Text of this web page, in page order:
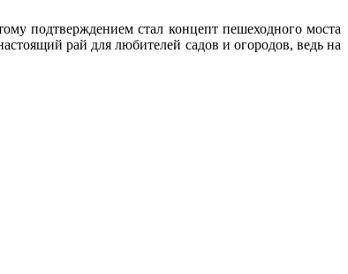
подтверждением стал концепт пешеходного моста
рай для любителей садов и огородов, ведь на